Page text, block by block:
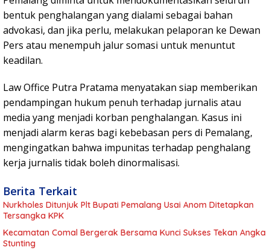
bentuk penghalangan yang dialami sebagai bahan
advokasi, dan jika perlu, melakukan pelaporan ke Dewan
Pers atau menempuh jalur somasi untuk menuntut
keadilan.
Law Office Putra Pratama menyatakan siap memberikan
pendampingan hukum penuh terhadap jurnalis atau
media yang menjadi korban penghalangan. Kasus ini
menjadi alarm keras bagi kebebasan pers di Pemalang,
mengingatkan bahwa impunitas terhadap penghalang
kerja jurnalis tidak boleh dinormalisasi.
Berita Terkait
Nurkholes Ditunjuk Plt Bupati Pemalang Usai Anom Ditetapkan
Tersangka KPK
Kecamatan Comal Bergerak Bersama Kunci Sukses Tekan Angka
Stunting